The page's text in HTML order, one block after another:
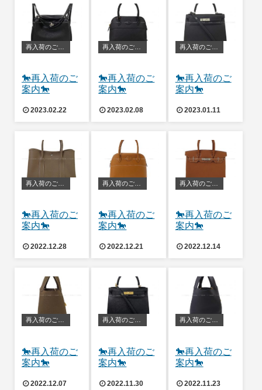
再入荷のご案内
🐎再入荷のご
案内🐎
2023.02.22
🐎再入荷のご
案内🐎
2023.02.08
再入荷のご案内
🐎再入荷のご
案内🐎
2023.01.11
再入荷のご案内
🐎再入荷のご
案内🐎
2022.12.28
🐎再入荷のご
案内🐎
2022.12.21
再入荷のご案内
🐎再入荷のご
案内🐎
2022.12.14
再入荷のご案内
🐎再入荷のご
案内🐎
2022.12.07
🐎再入荷のご
案内🐎
2022.11.30
再入荷のご案内
🐎再入荷のご
案内🐎
2022.11.23